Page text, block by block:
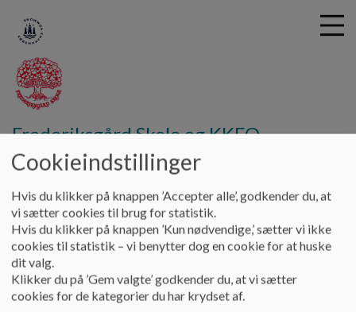
Frederiksgård Skole og KKFO
Forældresamarbejde
Samarbejde mellem skole og hjem
Forældremøder
Forældremøder
Der afholdes som udgangspunkt ét forældremøde om året,
hvor både lærere og pædagoger deltager.
På forældremødet skal klassens sociale liv og trivsel altid
Cookieindstillinger
Hvis du klikker på knappen ’Accepter alle’, godkender du, at
vi sætter cookies til brug for statistik.
Hvis du klikker på knappen ’Kun nødvendige,’ sætter vi ikke
cookies til statistik – vi benytter dog en cookie for at huske
dit valg.
Klikker du på ’Gem valgte’ godkender du, at vi sætter
cookies for de kategorier du har krydset af.